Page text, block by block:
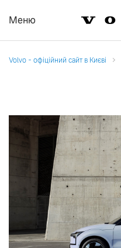
Меню
Volvo - офіційний сайт в Києві